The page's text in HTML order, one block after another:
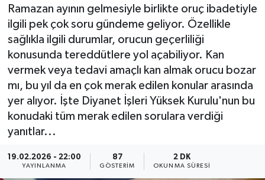
Ramazan ayının gelmesiyle birlikte oruç ibadetiyle
ilgili pek çok soru gündeme geliyor. Özellikle
sağlıkla ilgili durumlar, orucun geçerliliği
konusunda tereddütlere yol açabiliyor. Kan
vermek veya tedavi amaçlı kan almak orucu bozar
mı, bu yıl da en çok merak edilen konular arasında
yer alıyor. İşte Diyanet İşleri Yüksek Kurulu'nun bu
konudaki tüm merak edilen sorulara verdiği
yanıtlar...
19.02.2026 - 22:00
YAYINLANMA
87
GÖSTERIM
2 DK
OKUNMA SÜRESI
Son Dakika Haberleri
Haber Arşivi